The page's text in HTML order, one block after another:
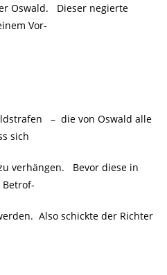
Oswald. Dieser negierte
Vor-
– die von Oswald alle
sich
verhängen. Bevor diese in
Also schickte der Richter